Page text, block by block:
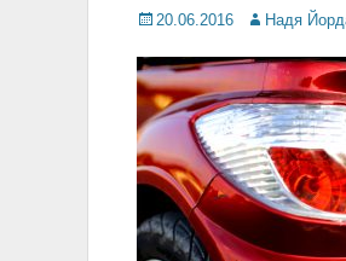
Posted
20.06.2016 Author
Надя